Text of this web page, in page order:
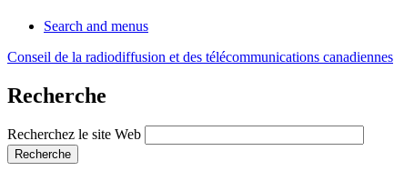
Search and menus
Conseil de la radiodiffusion et des télécommunications canadiennes
Recherche
Recherchez le site Web
Recherche